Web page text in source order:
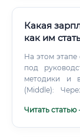
Какая
как им стать
На этом этапе
под
методики и
(Middle):
направление в
Читать статью